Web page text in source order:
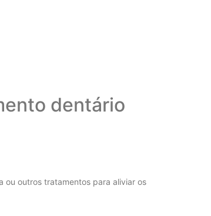
dentário
ou outros tratamentos para aliviar os